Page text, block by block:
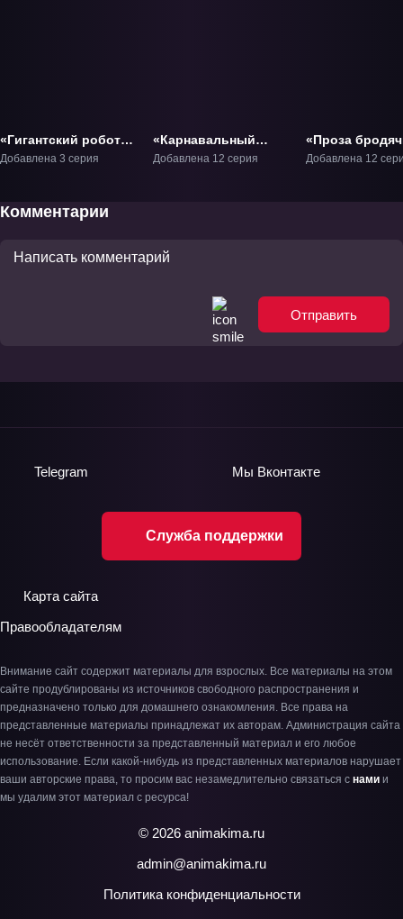
«Гигантский робот:
Джин-Рэй» ОВА-2
Добавлена 3 серия
«Карнавальный
фантазм» ОВА-1
Добавлена 12 серия
«Проза
псов:
Добавлена 12
Комментарии
Отправить
Служба поддержки
Telegram Мы Вконтакте
Карта сайта
Правообладателям
Внимание сайт содержит материалы для взрослых. Все материалы на этом
сайте продублированы из источников свободного распространения и
предназначено только для домашнего ознакомления. Все права на
представленные материалы принадлежат их авторам. Администрация сайта
не несёт ответственности за представленный материал и его любое
использование. Если какой-нибудь из представленных материалов нарушает
ваши авторские права, то просим вас незамедлительно связаться с нами и
мы удалим этот материал с ресурса!
© 2026 animakima.ru
admin@animakima.ru
Политика конфиденциальности